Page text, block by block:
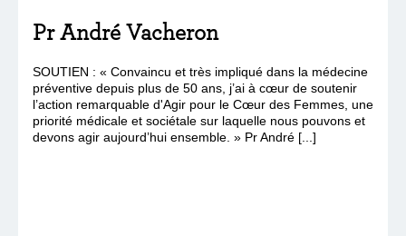
Pr André Vacheron
SOUTIEN : « Convaincu et très impliqué dans la médecine
préventive depuis plus de 50 ans, j’ai à cœur de soutenir
l’action remarquable d'Agir pour le Cœur des Femmes, une
priorité médicale et sociétale sur laquelle nous pouvons et
devons agir aujourd’hui ensemble. » Pr André [...]